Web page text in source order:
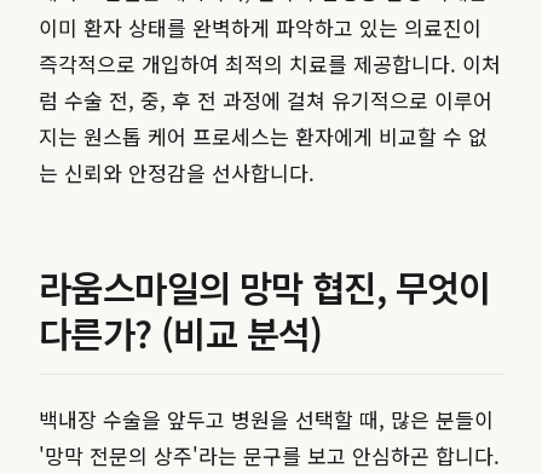
이미 환자 상태를 완벽하게 파악하고 있는 의료진이
즉각적으로 개입하여 최적의 치료를 제공합니다. 이처
럼 수술 전, 중, 후 전 과정에 걸쳐 유기적으로 이루어
지는 원스톱 케어 프로세스는 환자에게 비교할 수 없
는 신뢰와 안정감을 선사합니다.
라움스마일의 망막 협진, 무엇이
다른가? (비교 분석)
백내장 수술을 앞두고 병원을 선택할 때, 많은 분들이
'망막 전문의 상주'라는 문구를 보고 안심하곤 합니다.